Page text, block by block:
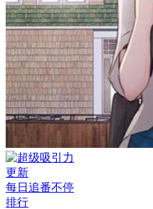
更新
每日追番不停
排行